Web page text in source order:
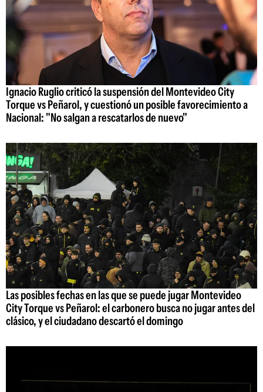
Ignacio Ruglio criticó la suspensión del Montevideo City
Torque vs Peñarol, y cuestionó un posible favorecimiento a
Nacional: "No salgan a rescatarlos de nuevo"
Las posibles fechas en las que se puede jugar Montevideo
City Torque vs Peñarol: el carbonero busca no jugar antes del
clásico, y el ciudadano descartó el domingo